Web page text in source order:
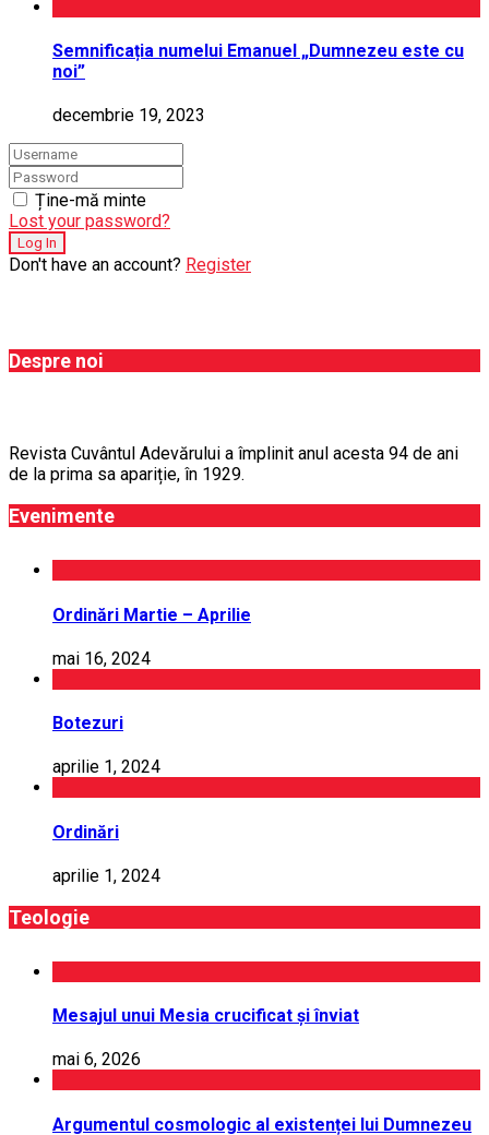
Semnificația numelui Emanuel „Dumnezeu este cu
noi”
decembrie 19, 2023
Ține-mă minte
Lost your password?
Don't have an account? Register
Despre noi
Revista Cuvântul Adevărului a împlinit anul acesta 94 de ani
de la prima sa apariție, în 1929.
Evenimente
Ordinări Martie – Aprilie
mai 16, 2024
Botezuri
aprilie 1, 2024
Ordinări
aprilie 1, 2024
Teologie
Mesajul unui Mesia crucificat și înviat
mai 6, 2026
Argumentul cosmologic al existenței lui Dumnezeu